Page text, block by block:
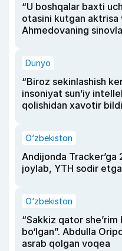
“U boshqalar baxti
otasini kutgan aktrisa
Ahmedovaning
Dunyo
“Biroz sekinlashish
insoniyat sun’iy
qolishidan xavotir
O‘zbekiston
Andijonda Tracker’ga
joylab, YTH sodir
O‘zbekiston
“Sakkiz qator
bo‘lgan”. Abdulla
asrab qolgan voqea